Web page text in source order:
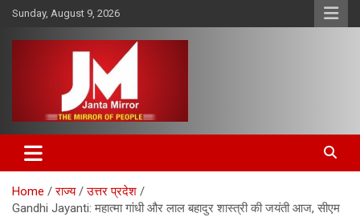
Skip
content
Sunday, August 9, 2026
Janta Mirror
Home राज्य
उत्तर प्रदेश
Gandhi Jayanti: महात्मा गांधी और लाल बहादुर शास्त्री की जयंती आज, सीएम